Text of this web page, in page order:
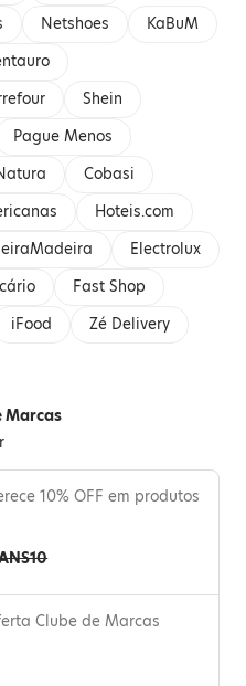
Netshoes
KaBuM
Shein
Pague Menos
Cobasi
Hoteis.com
Electrolux
Fast Shop
iFood
Zé Delivery
Marcas
10% OFF em produtos
Clube de Marcas